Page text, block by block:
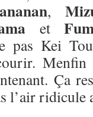
,
et
pas Kei
Ça
l’air ridicule